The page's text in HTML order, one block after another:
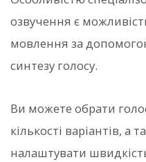
озвучення є
мовлення за
синтезу голосу.
Ви можете обрати
кількості варіантів, а
налаштувати